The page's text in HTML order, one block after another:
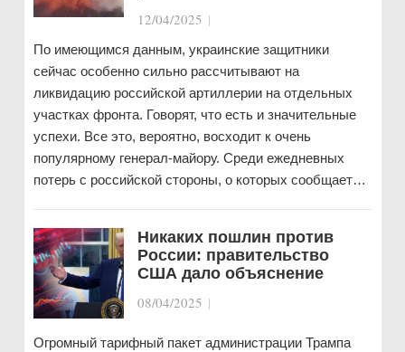
12/04/2025 |
По имеющимся данным, украинские защитники
сейчас особенно сильно рассчитывают на
ликвидацию российской артиллерии на отдельных
участках фронта. Говорят, что есть и значительные
успехи. Все это, вероятно, восходит к очень
популярному генерал-майору. Среди ежедневных
потерь с российской стороны, о которых сообщает…
Никаких пошлин против
России: правительство
США дало объяснение
08/04/2025 |
Огромный тарифный пакет администрации Трампа